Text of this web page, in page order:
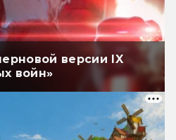
версии IX
войн»